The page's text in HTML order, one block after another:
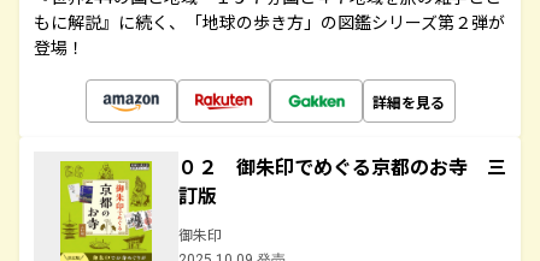
もに解説』に続く、「地球の歩き方」の図鑑シリーズ第２弾が
登場！
詳細を見る
０２ 御朱印でめぐる京都のお寺 三
訂版
御朱印